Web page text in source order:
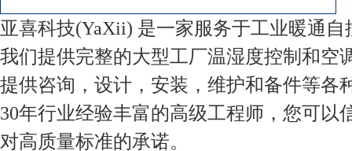
亚喜科技(YaXii) 是一家服务于工业暖通自
我们提供完整的大型工厂温湿度控制和空
提供咨询，设计，安装，维护和备件等各
30年行业经验丰富的高级工程师，您可以
对高质量标准的承诺。